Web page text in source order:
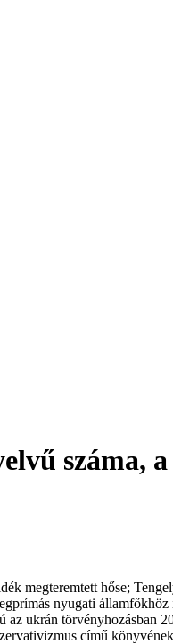
száma,
megteremtett hőse;
nyugati államfőkhöz
az ukrán törvényhozásban
című